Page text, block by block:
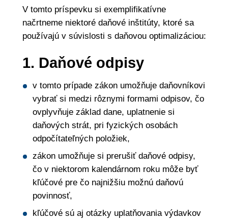
V tomto príspevku si exemplifikatívne
načrtneme niektoré daňové inštitúty, ktoré sa
používajú v súvislosti s daňovou optimalizáciou:
1. Daňové odpisy
v tomto prípade zákon umožňuje daňovníkovi
vybrať si medzi rôznymi formami odpisov, čo
ovplyvňuje základ dane, uplatnenie si
daňových strát, pri fyzických osobách
odpočítateľných položiek,
zákon umožňuje si prerušiť daňové odpisy,
čo v niektorom kalendárnom roku môže byť
kľúčové pre čo najnižšiu možnú daňovú
povinnosť,
kľúčové sú aj otázky uplatňovania výdavkov